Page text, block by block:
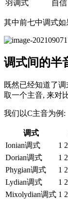
羽调式 自
其中前七中调式
调式间的半
既然已经知道了
取一个主音, 来对
我们以C主音为例:
调式
Ionian调式
1
Dorian调式
1
Phygian调式
1
Lydian调式
1
Mixolydian调式 1